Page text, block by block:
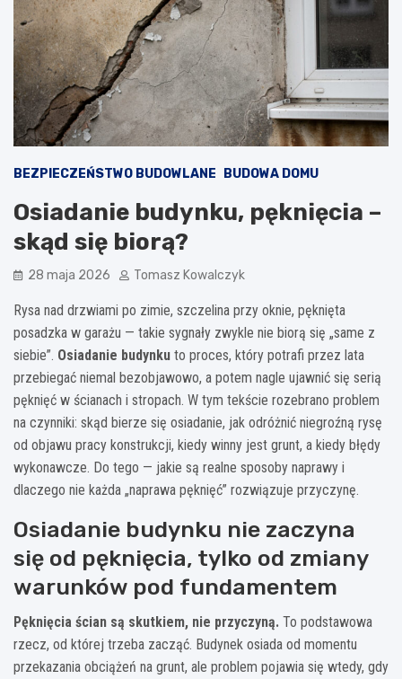
BEZPIECZEŃSTWO BUDOWLANE BUDOWA DOMU
Osiadanie budynku, pęknięcia –
skąd się biorą?
28 maja 2026 Tomasz Kowalczyk
Rysa nad drzwiami po zimie, szczelina przy oknie, pęknięta
posadzka w garażu — takie sygnały zwykle nie biorą się „same z
siebie”. Osiadanie budynku to proces, który potrafi przez lata
przebiegać niemal bezobjawowo, a potem nagle ujawnić się serią
pęknięć w ścianach i stropach. W tym tekście rozebrano problem
na czynniki: skąd bierze się osiadanie, jak odróżnić niegroźną rysę
od objawu pracy konstrukcji, kiedy winny jest grunt, a kiedy błędy
wykonawcze. Do tego — jakie są realne sposoby naprawy i
dlaczego nie każda „naprawa pęknięć” rozwiązuje przyczynę.
Osiadanie budynku nie zaczyna
się od pęknięcia, tylko od zmiany
warunków pod fundamentem
Pęknięcia ścian są skutkiem, nie przyczyną. To podstawowa
rzecz, od której trzeba zacząć. Budynek osiada od momentu
przekazania obciążeń na grunt, ale problem pojawia się wtedy, gdy